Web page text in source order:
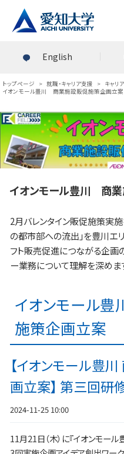
English
トップページ > 就職・キャリア支援 > キャリ
イオンモール豊川 商業施設販促施策企画立案
イオンモール豊川 商
2月バレンタイン販促施策実
の都市部への流出」を豊川エ
フト販売促進につながる企画
ー業務について理解を深めま
イオンモール
施策企画立案
【イオンモール豊
画立案】 第三回研
2024-11-25 10:00
11月21日（木）に『イオンモー